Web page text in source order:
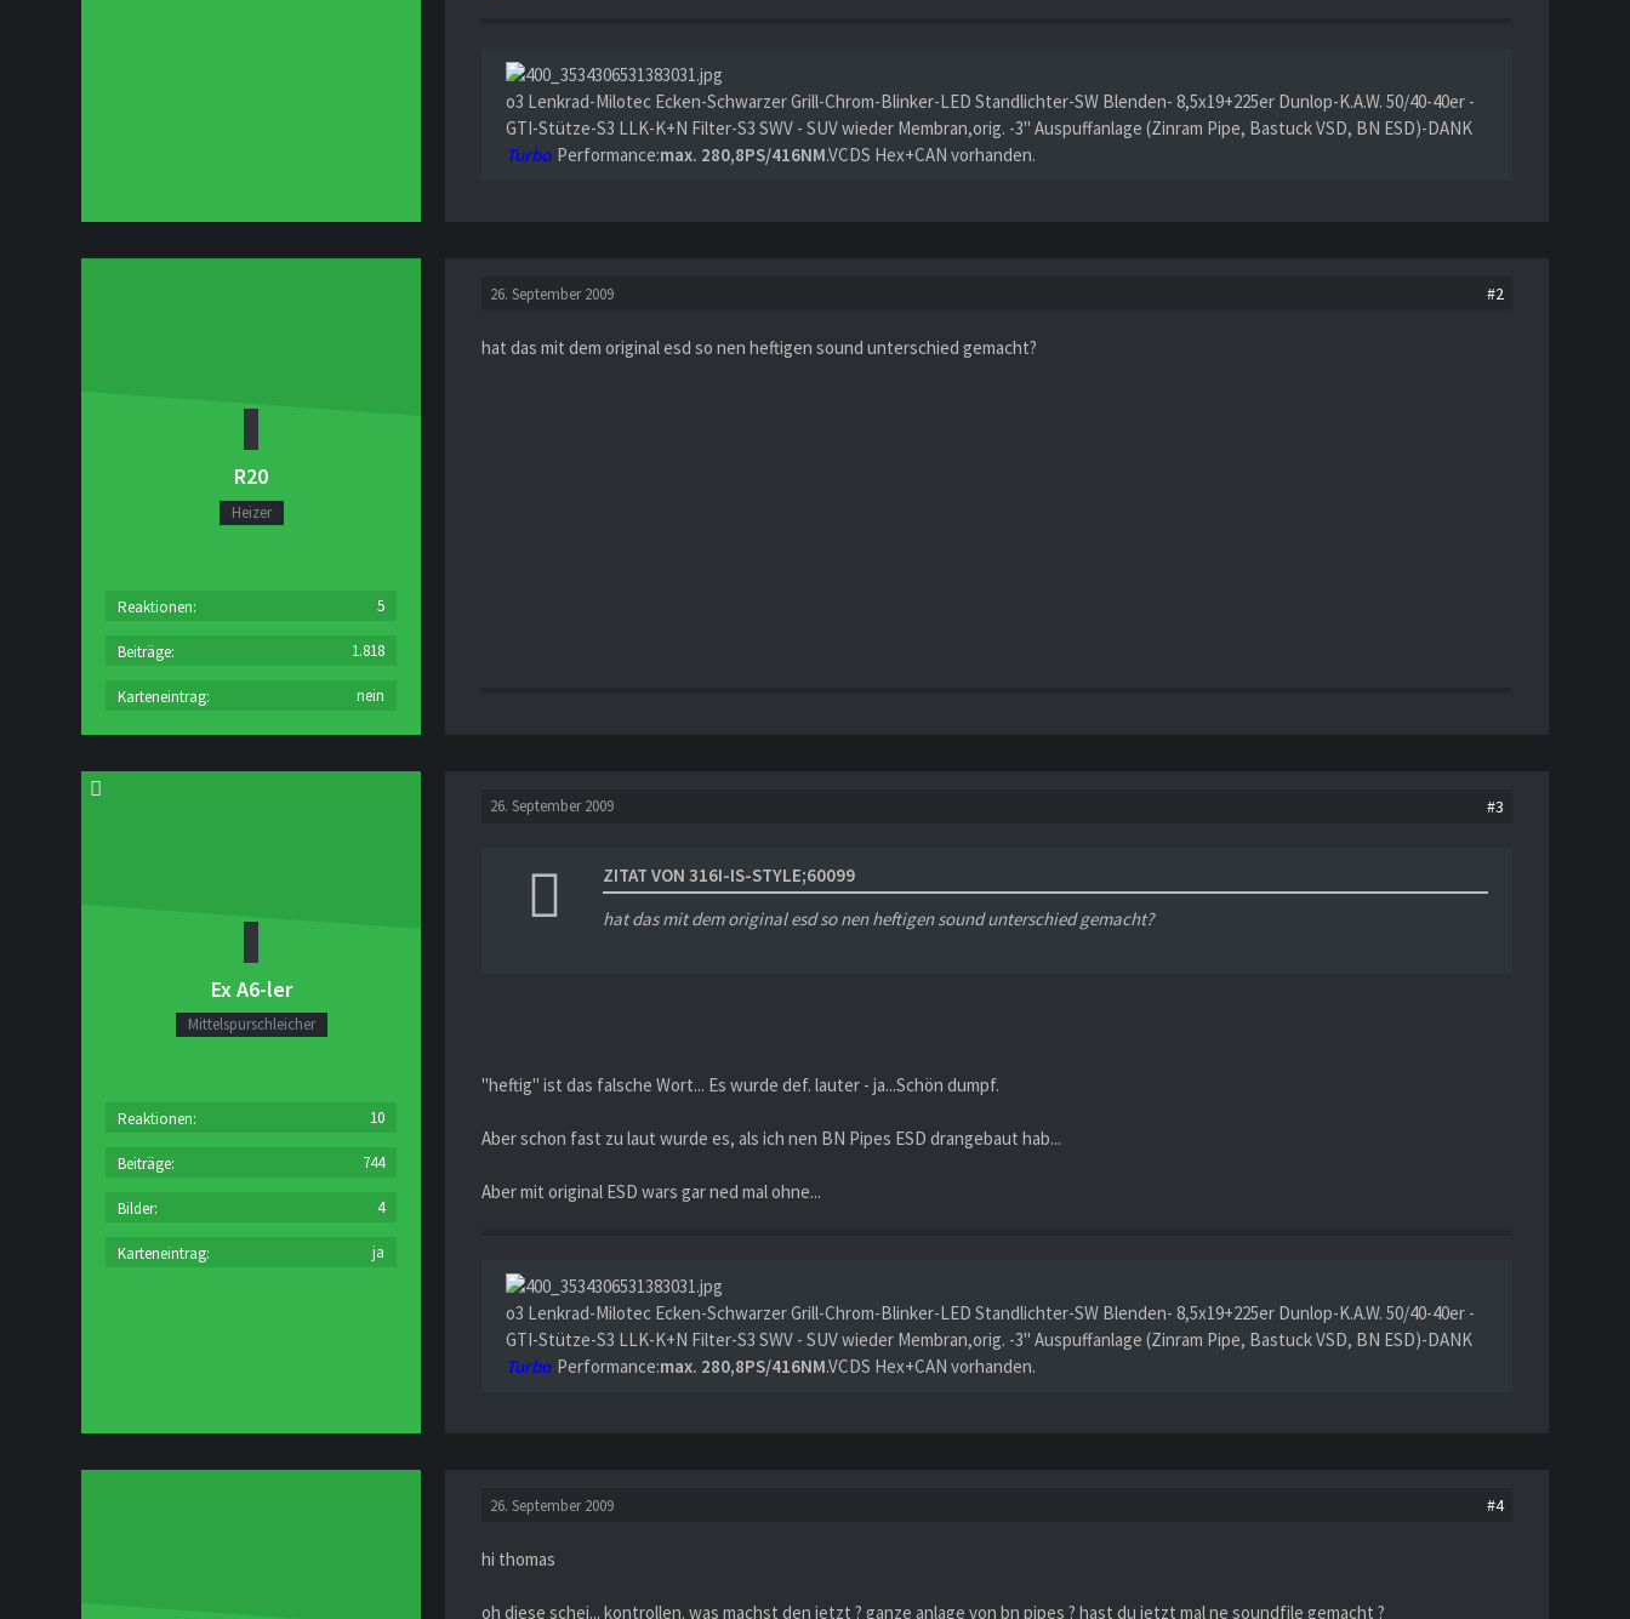
o3 Lenkrad-Milotec Ecken-Schwarzer Grill-Chrom-Blinker-LED Standlichter-SW Blenden- 8,5x19+225er Dunlop-K.A.W. 50/40-40er -
GTI-Stütze-S3 LLK-K+N Filter-S3 SWV - SUV wieder Membran,orig. -3" Auspuffanlage (Zinram Pipe, Bastuck VSD, BN ESD)-DANK
Turbo Performance:max. 280,8PS/416NM.VCDS Hex+CAN vorhanden.
R20
Heizer
Reaktionen 5
Beiträge 1.818
Karteneintrag nein
26. September 2009 #2
hat das mit dem original esd so nen heftigen sound unterschied gemacht?
Ex A6-ler
Mittelspurschleicher
Reaktionen 10
Beiträge 744
Bilder 4
Karteneintrag ja
26. September 2009 #3
ZITAT VON 316I-IS-STYLE;60099
hat das mit dem original esd so nen heftigen sound unterschied gemacht?
"heftig" ist das falsche Wort... Es wurde def. lauter - ja...Schön dumpf.
Aber schon fast zu laut wurde es, als ich nen BN Pipes ESD drangebaut hab...
Aber mit original ESD wars gar ned mal ohne...
o3 Lenkrad-Milotec Ecken-Schwarzer Grill-Chrom-Blinker-LED Standlichter-SW Blenden- 8,5x19+225er Dunlop-K.A.W. 50/40-40er -
GTI-Stütze-S3 LLK-K+N Filter-S3 SWV - SUV wieder Membran,orig. -3" Auspuffanlage (Zinram Pipe, Bastuck VSD, BN ESD)-DANK
Turbo Performance:max. 280,8PS/416NM.VCDS Hex+CAN vorhanden.
26. September 2009 #4
hi thomas
oh diese schei... kontrollen. was machst den jetzt ? ganze anlage von bn pipes ? hast du jetzt mal ne soundfile gemacht ?